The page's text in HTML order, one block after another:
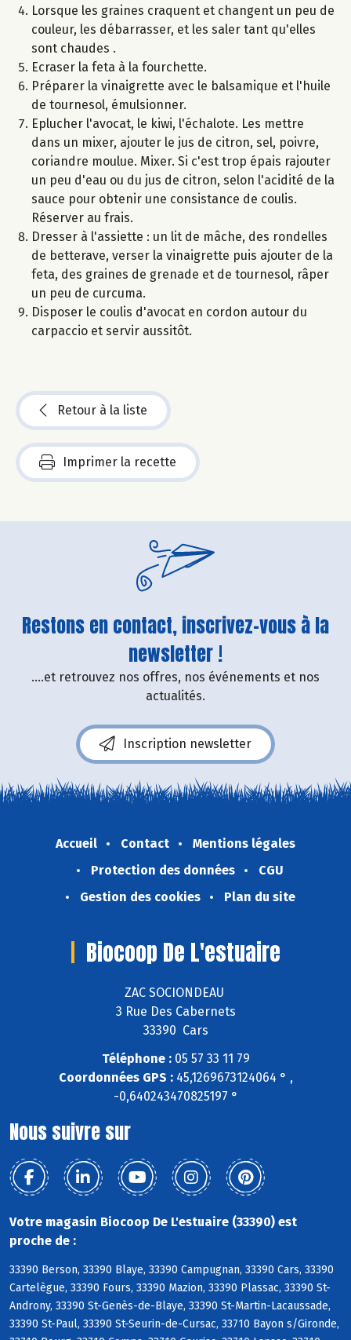
Lorsque les graines craquent et changent un peu de
couleur, les débarrasser, et les saler tant qu'elles
sont chaudes .
Ecraser la feta à la fourchette.
Préparer la vinaigrette avec le balsamique et l'huile
de tournesol, émulsionner.
Eplucher l'avocat, le kiwi, l'échalote. Les mettre
dans un mixer, ajouter le jus de citron, sel, poivre,
coriandre moulue. Mixer. Si c'est trop épais rajouter
un peu d'eau ou du jus de citron, selon l'acidité de la
sauce pour obtenir une consistance de coulis.
Réserver au frais.
Dresser à l'assiette : un lit de mâche, des rondelles
de betterave, verser la vinaigrette puis ajouter de la
feta, des graines de grenade et de tournesol, râper
un peu de curcuma.
Disposer le coulis d'avocat en cordon autour du
carpaccio et servir aussitôt.
Retour à la liste
Imprimer la recette
Restons en contact, inscrivez-vous à la
newsletter !
....et retrouvez nos offres, nos événements et nos
actualités.
Inscription newsletter
Accueil Contact
Mentions légales
Protection des données
CGU
Gestion des cookies
Plan du site
Biocoop De L'estuaire
ZAC SOCIONDEAU
3 Rue Des Cabernets
33390 Cars
Téléphone :05 57 33 11 79
Coordonnées GPS :45,1269673124064 ° ,
-0,640243470825197 °
Nous suivre sur
Votre magasin Biocoop De L'estuaire (33390) est
proche de :
33390 Berson, 33390 Blaye, 33390 Campugnan, 33390 Cars, 33390
Cartelègue, 33390 Fours, 33390 Mazion, 33390 Plassac, 33390 St-
Androny, 33390 St-Genès-de-Blaye, 33390 St-Martin-Lacaussade,
33390 St-Paul, 33390 St-Seurin-de-Cursac, 33710 Bayon s/Gironde,